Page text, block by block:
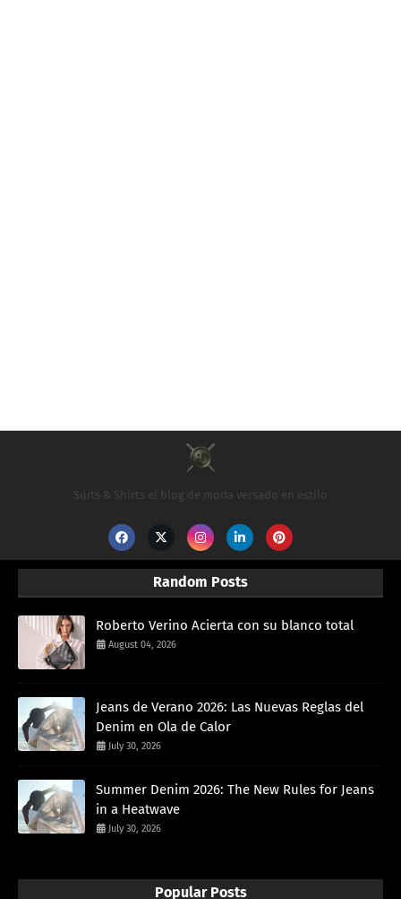
Suits & Shirts el blog de moda versado en estilo
Random Posts
Roberto Verino Acierta con su blanco total
August 04, 2026
Jeans de Verano 2026: Las Nuevas Reglas del
Denim en Ola de Calor
July 30, 2026
Summer Denim 2026: The New Rules for Jeans
in a Heatwave
July 30, 2026
Popular Posts